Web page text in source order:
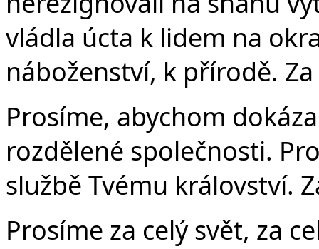
vládla úcta k lidem na
náboženství, k přírodě.
Prosíme, abychom
rozdělené společnosti.
službě Tvému království.
Prosíme za celý svět, za